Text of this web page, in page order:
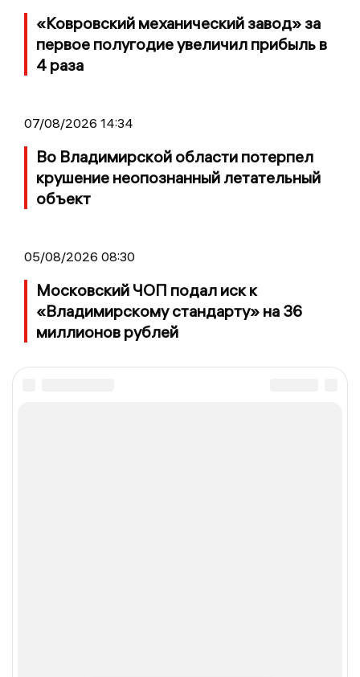
«Ковровский механический завод» за
первое полугодие увеличил прибыль в
4 раза
07/08/2026 14:34
Во Владимирской области потерпел
крушение неопознанный летательный
объект
05/08/2026 08:30
Московский ЧОП подал иск к
«Владимирскому стандарту» на 36
миллионов рублей